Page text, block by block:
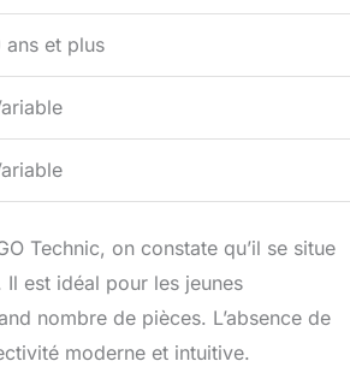
ans et plus
Technic, on constate qu’il se situe
est idéal pour les jeunes
nombre de pièces. L’absence de
moderne et intuitive.